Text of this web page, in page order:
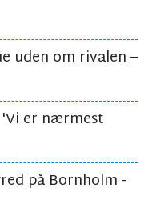
uden om rivalen –
er nærmest
på Bornholm -